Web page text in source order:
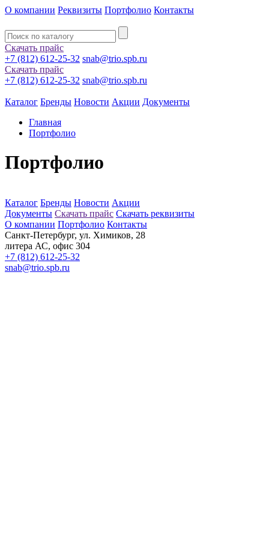
О компании Реквизиты Портфолио Контакты
Скачать прайс
+7 (812) 612-25-32 snab@trio.spb.ru
Скачать прайс
+7 (812) 612-25-32 snab@trio.spb.ru
Каталог Бренды Новости Акции Документы
Главная
Портфолио
Портфолио
Каталог Бренды Новости Акции
Документы Скачать прайс Скачать реквизиты
О компании Портфолио Контакты
Санкт-Петербург, ул. Химиков, 28
литера АС, офис 304
+7 (812) 612-25-32
snab@trio.spb.ru